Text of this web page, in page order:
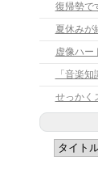
復帰勢で
夏休みが
せっかく